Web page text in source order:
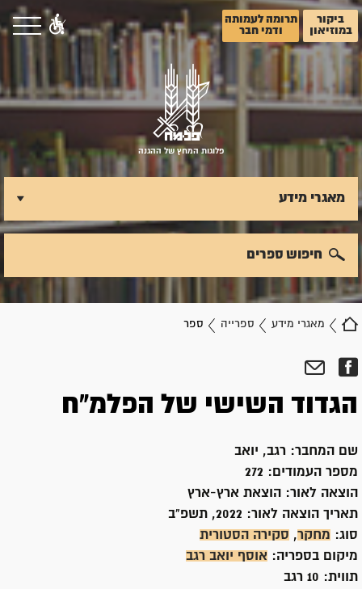
ביקור
במוזיאון
תרומה לעמותה
ודמי חבר
פלוגות המחץ של ההגנה
מאגרי מידע ספרייה ספר
מאגרי מידע
חיפוש ספרים
הגדוד השישי של הפלמ"ח
שם המחבר: רגב, יואב
מספר העמודים: 272
הוצאה לאור:
הוצאת ארץ-ארץ
תאריך הוצאה לאור:
סוג: מחקר, סקירה הסטורית
מיקום בספריה: אוסף יואב רגב
תווית: 10 רגב